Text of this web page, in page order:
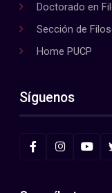
Doctorado en
Sección de
Home PUCP
Síguenos